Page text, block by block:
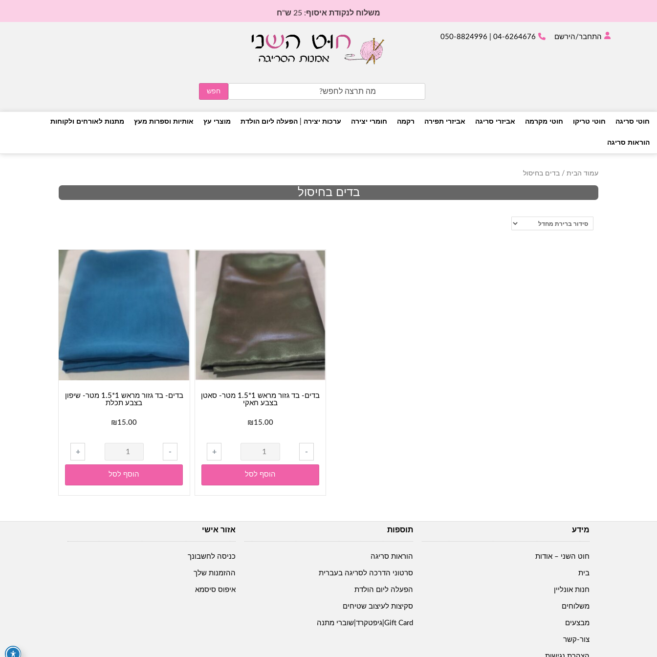
משלוח לנקודת איסוף: 25 ש"ח
for:
התחבר/הירשם 04-6264676 | 050-8824996
חוטי סריגה חוטי טריקו חוטי מקרמה אביזרי סריגה אביזרי תפירה רקמה חומרי יצירה ערכות יצירה | הפעלה ליום הולדת מוצרי עץ אותיות וספרות מעץ מתנות לאורחים ולקוחות
הוראות סריגה
עמוד הבית / בדים בחיסול
בדים בחיסול
בדים- בד גזור מראש 1*1.5 מטר- שיפון
בצבע תכלת
₪15.00
-
של
בדים-
בד
גזור
שיפון
+
הוסף לסל
בדים- בד גזור מראש 1*1.5 מטר- סאטן
בצבע חאקי
₪15.00
-
של
בדים-
בד
גזור
סאטן
+
הוסף לסל
מידע
חוט השני – אודות
בית
חנות אונליין
משלוחים
מבצעים
צור-קשר
תוספות
הוראות סריגה
סרטוני הדרכה לסריגה בעברית
הפעלה ליום הולדת
סקיצות לעיצוב שטיחים
Gift Card|גיפטקרד|שוברי מתנה
אזור אישי
כניסה לחשבונך
ההזמנות שלך
איפוס סיסמא